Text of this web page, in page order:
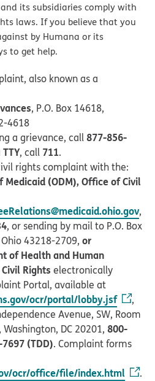
its subsidiaries comply with
laws. If you believe that you
by Humana or its
to get help.
also known as a
, P.O. Box 14618,
4618
a grievance, call877-856-
TTY, call 711.
rights complaint with the:
(ODM), Office of Civil
,
, or sending by mail to P.O. Box
43218-2709, or
of Health and Human
Rights electronically
Portal, available at
ocr/portal/lobby.jsf
,
Avenue, SW, Room
DC 20201, 800-
(TDD). Complaint forms
ocr/office/file/index.html .